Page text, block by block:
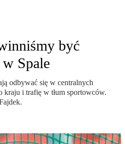
być
Spale
odbywać się w centralnych
kraju i trafię w tłum sportowców.